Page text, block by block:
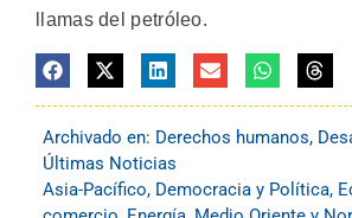
llamas del petróleo.
Archivado en: Derechos humanos,
Últimas Noticias
Asia-Pacífico, Democracia y Política,